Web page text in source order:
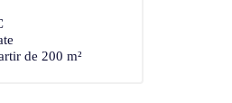
de 200 m²